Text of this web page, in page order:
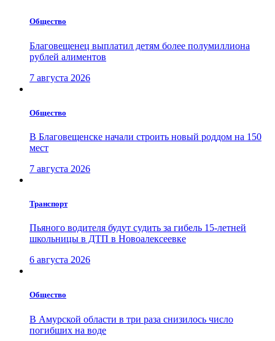
Общество
Благовещенец выплатил детям более полумиллиона
рублей алиментов
7 августа 2026
Общество
В Благовещенске начали строить новый роддом на 150
мест
7 августа 2026
Транспорт
Пьяного водителя будут судить за гибель 15-летней
школьницы в ДТП в Новоалексеевке
6 августа 2026
Общество
В Амурской области в три раза снизилось число
погибших на воде